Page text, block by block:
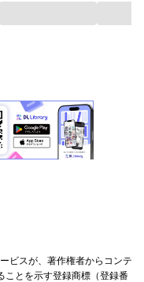
ビスが、著作権者からコンテ
ことを示す登録商標（登録番